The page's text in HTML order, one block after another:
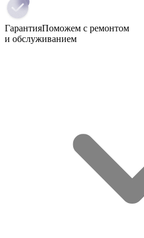
ГарантияПоможем с ремонтом
и обслуживанием